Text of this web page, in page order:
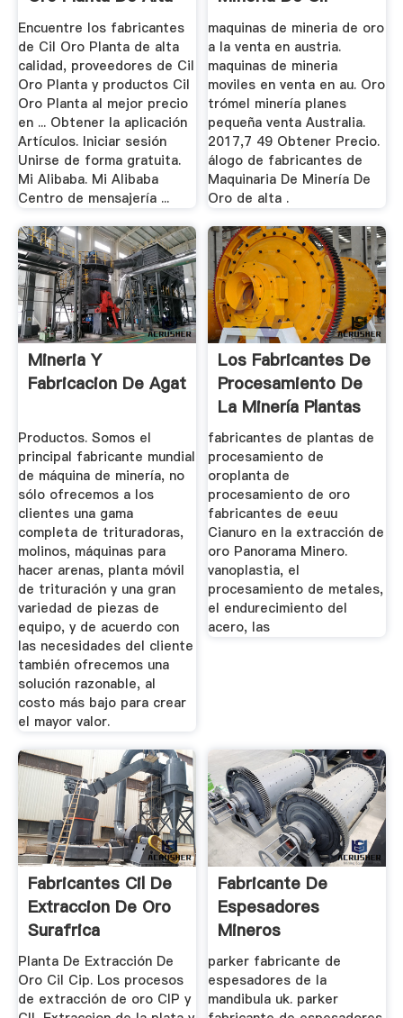
Calidad ...
Encuentre los fabricantes
de Cil Oro Planta de alta
calidad, proveedores de Cil
Oro Planta y productos Cil
Oro Planta al mejor precio
en ... Obtener la aplicación
Artículos. Iniciar sesión
Unirse de forma gratuita.
Mi Alibaba. Mi Alibaba
Centro de mensajería ...
maquinas de mineria de oro
a la venta en austria.
maquinas de mineria
moviles en venta en au. Oro
trómel minería planes
pequeña venta Australia.
2017,7 49 Obtener Precio.
álogo de fabricantes de
Maquinaria De Minería De
Oro de alta .
Mineria Y
Fabricacion De Agat
Productos. Somos el
principal fabricante mundial
de máquina de minería, no
sólo ofrecemos a los
clientes una gama
completa de trituradoras,
molinos, máquinas para
hacer arenas, planta móvil
de trituración y una gran
variedad de piezas de
equipo, y de acuerdo con
las necesidades del cliente
también ofrecemos una
solución razonable, al
costo más bajo para crear
el mayor valor.
Los Fabricantes De
Procesamiento De
La Minería Plantas
fabricantes de plantas de
procesamiento de
oroplanta de
procesamiento de oro
fabricantes de eeuu
Cianuro en la extracción de
oro Panorama Minero.
vanoplastia, el
procesamiento de metales,
el endurecimiento del
acero, las
Fabricantes Cil De
Extraccion De Oro
Surafrica
Planta De Extracción De
Oro Cil Cip. Los procesos
de extracción de oro CIP y
Fabricante De
Espesadores
Mineros
parker fabricante de
espesadores de la
mandibula uk. parker